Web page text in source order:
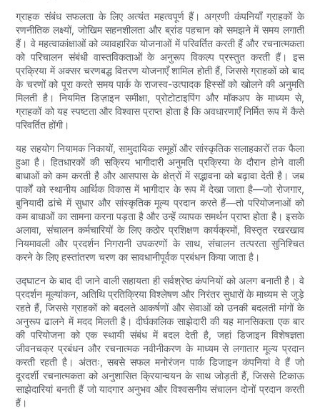
ग्राहक संबंध सफलता के लिए अत्यंत महत्वपूर्ण हैं। अग्रणी कंपनियाँ ग्राहकों के
रणनीतिक लक्ष्यों, जोखिम सहनशीलता और ब्रांड पहचान को समझने में समय लगाती
हैं। वे महत्वाकांक्षाओं को व्यावहारिक योजनाओं में परिवर्तित करती हैं और रचनात्मकता
को परिचालन संबंधी वास्तविकताओं के अनुरूप विकल्प प्रस्तुत करती हैं। इस
प्रक्रिया में अक्सर चरणबद्ध वितरण योजनाएँ शामिल होती हैं, जिससे ग्राहकों को बाद
के चरणों को पूरा करते समय पार्क के राजस्व-उत्पादक हिस्सों को खोलने की अनुमति
मिलती है। नियमित डिज़ाइन समीक्षा, प्रोटोटाइपिंग और मॉकअप के माध्यम से,
ग्राहकों को यह स्पष्टता और विश्वास प्राप्त होता है कि अवधारणाएँ निर्मित रूप में कैसे
परिवर्तित होंगी।
यह सहयोग नियामक निकायों, सामुदायिक समूहों और सांस्कृतिक सलाहकारों तक फैला
हुआ है। हितधारकों की सक्रिय भागीदारी अनुमति प्रक्रिया के दौरान होने वाली
बाधाओं को कम करती है और आसपास के क्षेत्रों में सद्भावना को बढ़ावा देती है। जब
पार्कों को स्थानीय आर्थिक विकास में भागीदार के रूप में देखा जाता है—जो रोजगार,
बुनियादी ढांचे में सुधार और सांस्कृतिक मूल्य प्रदान करते हैं—तो परियोजनाओं को
कम बाधाओं का सामना करना पड़ता है और उन्हें व्यापक समर्थन प्राप्त होता है। इसके
अलावा, संचालन कर्मचारियों के लिए कठोर प्रशिक्षण कार्यक्रमों, विस्तृत रखरखाव
नियमावली और प्रदर्शन निगरानी उपकरणों के साथ, संचालन तत्परता सुनिश्चित
करने के लिए हस्तांतरण चरण का सावधानीपूर्वक प्रबंधन किया जाता है।
उद्घाटन के बाद दी जाने वाली सहायता ही सर्वश्रेष्ठ कंपनियों को अलग बनाती है। वे
प्रदर्शन मूल्यांकन, अतिथि प्रतिक्रिया विश्लेषण और निरंतर सुधारों के माध्यम से जुड़े
रहते हैं, जिससे ग्राहकों को बदलते आकर्षणों और सेवाओं को उनकी बदलती मांगों के
अनुरूप ढालने में मदद मिलती है। दीर्घकालिक साझेदारी की यह मानसिकता एक बार
की परियोजना को एक स्थायी संबंध में बदल देती है, जहां डिजाइन विशेषज्ञता
जीवनचक्र प्रबंधन और रचनात्मक नवीनीकरण के माध्यम से लगातार मूल्य प्रदान
करती रहती है। अंततः, सबसे सफल मनोरंजन पार्क डिजाइन कंपनियां वे हैं जो
दूरदर्शी रचनात्मकता को अनुशासित क्रियान्वयन के साथ जोड़ती हैं, जिससे टिकाऊ
साझेदारियां बनती हैं जो यादगार अनुभव और विश्वसनीय संचालन दोनों प्रदान करती
हैं।